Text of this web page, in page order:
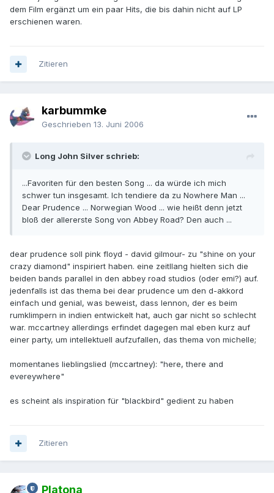
dem Film ergänzt um ein paar Hits, die bis dahin nicht auf LP
erschienen waren.
Zitieren
karbummke
Geschrieben 13. Juni 2006
Long John Silver schrieb:
...Favoriten für den besten Song ... da würde ich mich
schwer tun insgesamt. Ich tendiere da zu Nowhere Man ...
Dear Prudence ... Norwegian Wood ... wie heißt denn jetzt
bloß der allererste Song von Abbey Road? Den auch ...
dear prudence soll pink floyd - david gilmour- zu "shine on your
crazy diamond" inspiriert haben. eine zeitllang hielten sich die
beiden bands parallel in den abbey road studios (oder emi?) auf.
jedenfalls ist das thema bei dear prudence um den d-akkord
einfach und genial, was beweist, dass lennon, der es beim
rumklimpern in indien entwickelt hat, auch gar nicht so schlecht
war. mccartney allerdings erfindet dagegen mal eben kurz auf
einer party, um intellektuell aufzufallen, das thema von michelle;
momentanes lieblingslied (mccartney): "here, there and
evereywhere"
es scheint als inspiration für "blackbird" gedient zu haben
Zitieren
Platona